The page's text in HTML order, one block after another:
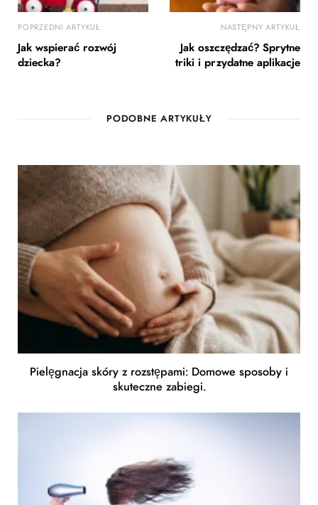
POPRZEDNI ARTYKUŁ
Jak wspierać rozwój
dziecka?
NASTĘPNY ARTYKUŁ
Jak oszczędzać? Sprytne
triki i przydatne aplikacje
PODOBNE ARTYKUŁY
Pielęgnacja skóry z rozstępami: Domowe sposoby i
skuteczne zabiegi.